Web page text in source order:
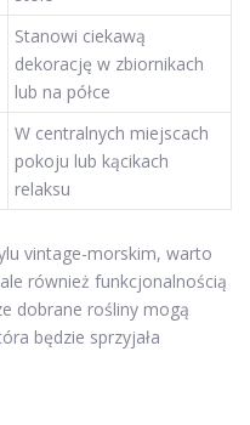
Stanowi ciekawą
dekorację w zbiornikach
lub na półce
W centralnych miejscach
pokoju lub kącikach
relaksu
vintage-morskim, warto
również funkcjonalnością
dobrane rośliny mogą
będzie sprzyjała